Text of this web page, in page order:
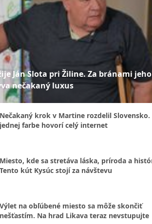
Ján Slota pri Žiline. Za bránami jeho
nečakaný luxus
Nečakaný krok v Martine rozdelil Slovensko.
jednej farbe hovorí celý internet
Miesto, kde sa stretáva láska, príroda a
Tento kút Kysúc stojí za návštevu
Výlet na obľúbené miesto sa môže skončiť
nešťastím. Na hrad Likava teraz nevstupujte